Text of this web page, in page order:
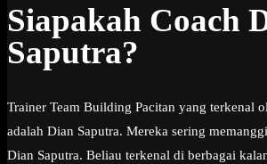
Siapakah Coach
Saputra?
Trainer Team Building Pacitan yang terkenal
adalah Dian Saputra. Mereka sering
Dian Saputra. Beliau terkenal di berbagai